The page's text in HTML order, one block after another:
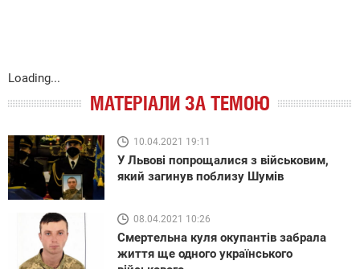
Loading...
МАТЕРІАЛИ ЗА ТЕМОЮ
10.04.2021 19:11
У Львові попрощалися з військовим,
який загинув поблизу Шумів
08.04.2021 10:26
Смертельна куля окупантів забрала
життя ще одного українського